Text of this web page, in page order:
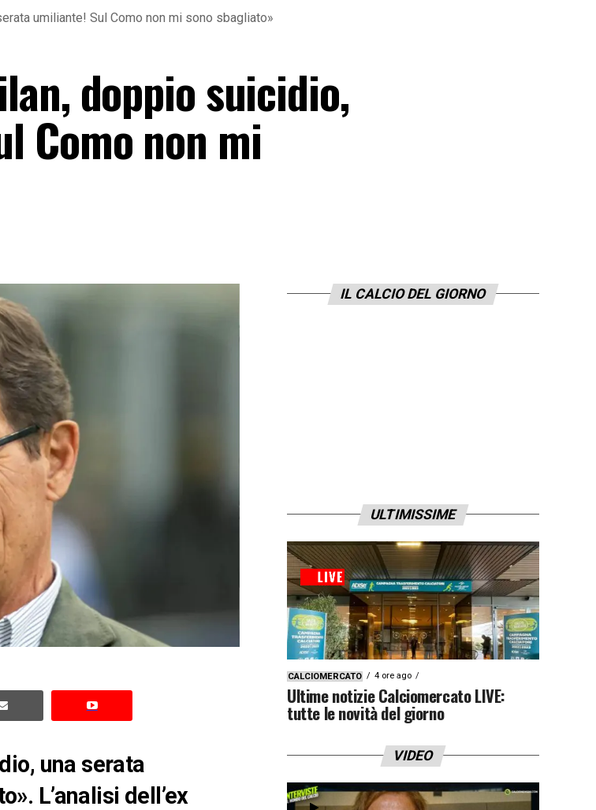
umiliante! Sul Como non mi sono sbagliato»
doppio suicidio,
Como non mi
una serata
L’analisi dell’ex
IL CALCIO DEL GIORNO
ULTIMISSIME
CALCIOMERCATO 4 ore ago
Ultime notizie Calciomercato LIVE:
tutte le novità del giorno
VIDEO